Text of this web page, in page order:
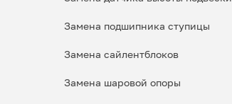
Замена подшипника ступицы
Замена сайлентблоков
Замена шаровой опоры